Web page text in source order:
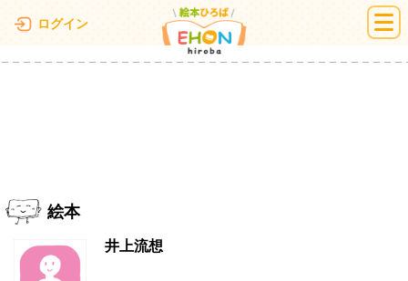
ログイン 絵本ひろば
絵本
井上流想